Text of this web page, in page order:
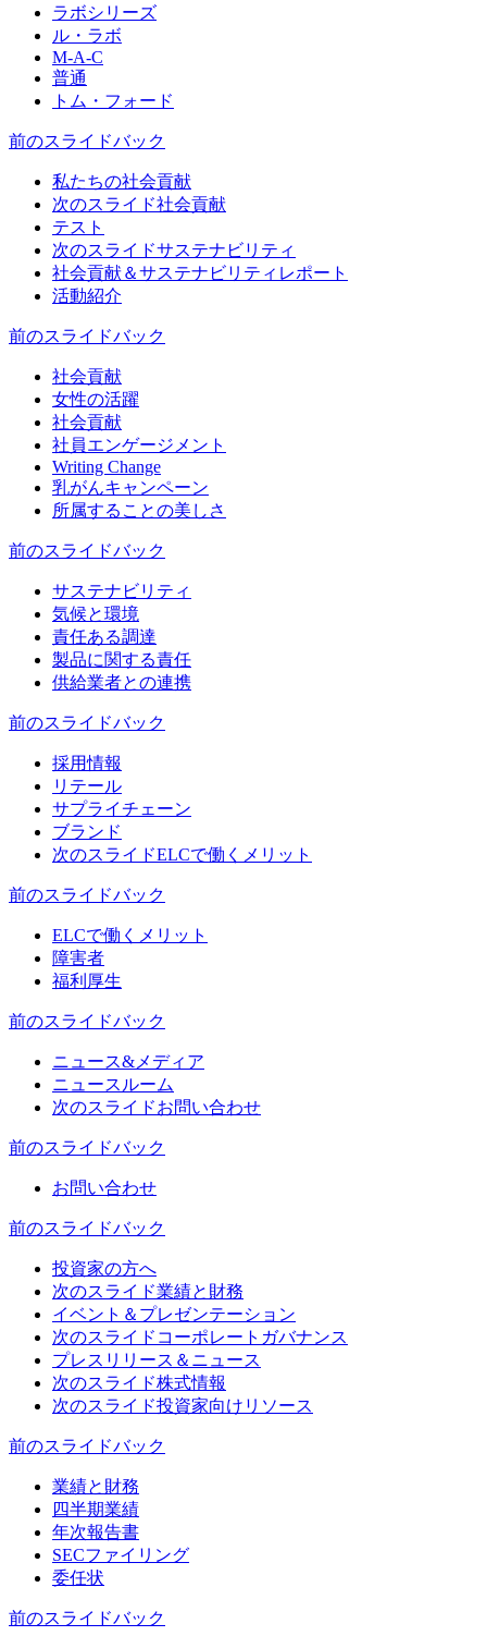
ラボシリーズ
ル・ラボ
M-A-C
普通
トム・フォード
前のスライドバック
私たちの社会貢献
次のスライド社会貢献
テスト
次のスライドサステナビリティ
社会貢献＆サステナビリティレポート
活動紹介
前のスライドバック
社会貢献
女性の活躍
社会貢献
社員エンゲージメント
Writing Change
乳がんキャンペーン
所属することの美しさ
前のスライドバック
サステナビリティ
気候と環境
責任ある調達
製品に関する責任
供給業者との連携
前のスライドバック
採用情報
リテール
サプライチェーン
ブランド
次のスライドELCで働くメリット
前のスライドバック
ELCで働くメリット
障害者
福利厚生
前のスライドバック
ニュース&メディア
ニュースルーム
次のスライドお問い合わせ
前のスライドバック
お問い合わせ
前のスライドバック
投資家の方へ
次のスライド業績と財務
イベント＆プレゼンテーション
次のスライド コーポレートガバナンス
プレスリリース＆ニュース
次のスライド株式情報
次のスライド投資家向けリソース
前のスライドバック
業績と財務
四半期業績
年次報告書
SECファイリング
委任状
前のスライドバック